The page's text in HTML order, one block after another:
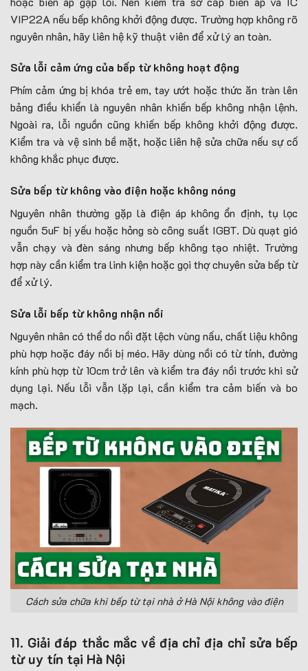
VIP22A nếu bếp không khởi động được. Trường hợp không rõ
nguyên nhân, hãy liên hệ kỹ thuật viên để xử lý an toàn.
Sửa lỗi cảm ứng của bếp từ không hoạt động
Phím cảm ứng bị khóa trẻ em, tay ướt hoặc thức ăn tràn lên
bảng điều khiển là nguyên nhân khiến bếp không nhận lệnh.
Ngoài ra, lỗi nguồn cũng khiến bếp không khởi động được.
Kiểm tra và vệ sinh bề mặt, hoặc liên hệ sửa chữa nếu sự cố
không khắc phục được.
Sửa bếp từ không vào điện hoặc không nóng
Nguyên nhân thường gặp là điện áp không ổn định, tụ lọc
nguồn 5uF bị yếu hoặc hỏng sò công suất IGBT. Dù quạt gió
vẫn chạy và đèn sáng nhưng bếp không tạo nhiệt. Trường
hợp này cần kiểm tra linh kiện hoặc gọi thợ chuyên sửa bếp từ
để xử lý.
Sửa lỗi bếp từ không nhận nồi
Nguyên nhân có thể do nồi đặt lệch vùng nấu, chất liệu không
phù hợp hoặc đáy nồi bị méo. Hãy dùng nồi có từ tính, đường
kính phù hợp từ 10cm trở lên và kiểm tra đáy nồi trước khi sử
dụng lại. Nếu lỗi vẫn lặp lại, cần kiểm tra cảm biến và bo
mạch.
Cách sửa chữa khi bếp từ tại nhà ở Hà Nội không vào điện
11. Giải đáp thắc mắc về địa chỉ địa chỉ sửa bếp
từ uy tín tại Hà Nội